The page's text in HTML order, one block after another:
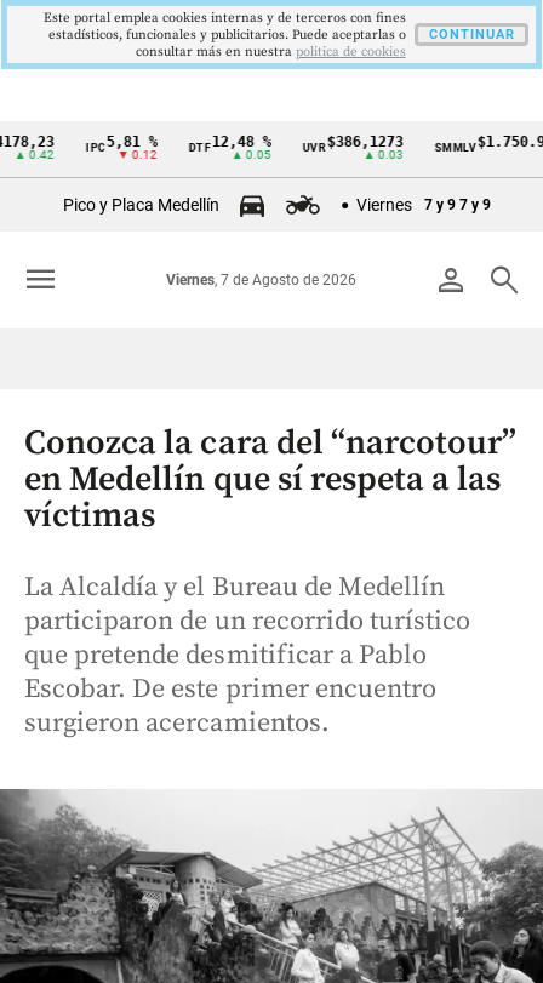
Cintillo
Colombia
IPC 5,81 %
▼ 0.12
DTF 12,48 %
▲ 0.05
UVR $386,1273
▲ 0.03
SMMLV$1.750.905
Pico y Placa Medellín Viernes 7 y 9 7 y 9
person search
Viernes, 7 de Agosto de 2026
menu
Conozca la cara del “narcotour”
en Medellín que sí respeta a las
víctimas
La Alcaldía y el Bureau de Medellín
participaron de un recorrido turístico
que pretende desmitificar a Pablo
Escobar. De este primer encuentro
surgieron acercamientos.
Este portal emplea cookies internas y de terceros con fines
estadísticos, funcionales y publicitarios. Puede aceptarlas o
consultar más en nuestra politica de cookies
CONTINUAR